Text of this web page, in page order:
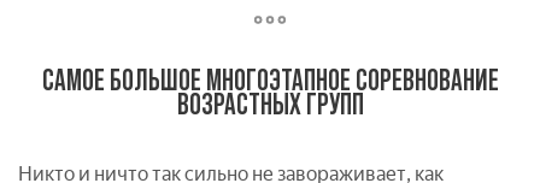
Малый кубок команд Кубок мастеров
Лотерея лаки лузеров Онлайн гонки Вкатка
САМОЕ БОЛЬШОЕ МНОГОЭТАПНОЕ СОРЕВНОВАНИЕ
ВОЗРАСТНЫХ ГРУПП
Никто и ничто так сильно не завораживает, как